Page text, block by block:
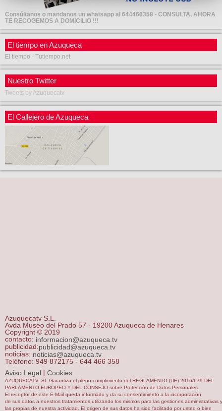
Consúltanos o mandanos un whatsapp al 644466358 - CONSULTA, AHORA
TE RECOGEMOS A DOMICILIO !!!
El tiempo en Azuqueca
El tiempo - Tutiempo.net
Nuestro Twitter
Tweets by Azuquecatv
El Callejero de Azuqueca
Azuquecatv S.L.
Avda Museo del Prado 57 - 19200 Azuqueca de Henares
Copyright © 2019
contacto: informacion@azuqueca.tv
publicidad:publicidad@azuqueca.tv
noticias: noticias@azuqueca.tv
Teléfono: 949 872175 - 644 466 358
Aviso Legal | Cookies
AZUQUECATV, SL Garantiza el pleno cumplimiento del REGLAMENTO (UE) 2016/679 DEL
PARLAMENTO EUROPEO Y DEL CONSEJO sobre Protección de Datos Personales.
El receptor de este E-Mail queda informado y da su consentimiento a la incorporación
de sus datos a nuestros tratamientos,utilizando los mismos para las gestiones administrativas y
las propias de nuestra actividad. El origen de sus datos ha sido facilitado por usted o bien